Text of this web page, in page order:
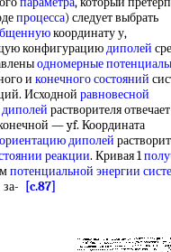
процесса) следует выбрать
координату у,
конфигурациюдиполей
одномерные
и конечного состояний
Исходной равновесной
диполей растворителя отвечает
— yf. Координата
ориентацию диполей
реакции. Кривая 1
потенциальной энергии
за-
[c.87]